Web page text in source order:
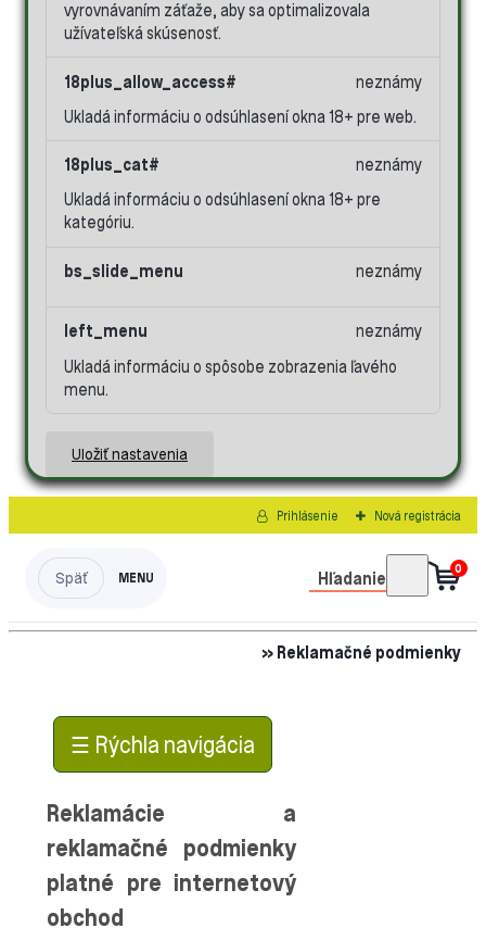
vyrovnávaním záťaže, aby sa optimalizovala
užívateľská skúsenosť.
18plus_allow_access#
Ukladá informáciu o odsúhlasení okna 18+ pre web.
neznámy
18plus_cat#
Ukladá informáciu o odsúhlasení okna 18+ pre
kategóriu.
neznámy
bs_slide_menu neznámy
left_menu
Ukladá informáciu o spôsobe zobrazenia ľavého
menu.
neznámy
Uložiť nastavenia
Prihlásenie Nová registrácia
Hľadanie
0
» Reklamačné podmienky
☰ Rýchla navigácia
Reklamácie a
reklamačné podmienky
platné pre internetový
obchod